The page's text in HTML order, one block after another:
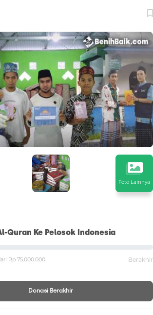
Foto Lainnya
Quran Ke Pelosok Indonesia
Rp 75.000.000 Berakhir
Donasi Berakhir